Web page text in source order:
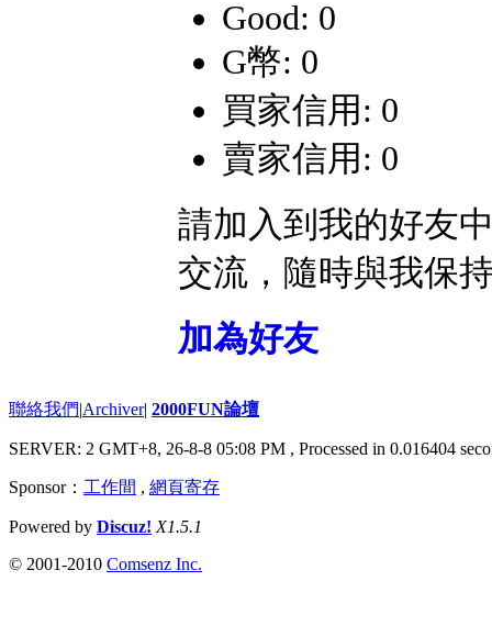
Good: 0
G幣: 0
買家信用: 0
賣家信用: 0
請加入到我的好友
交流，隨時與我保
加為好友
聯絡我們|Archiver| 2000FUN論壇
SERVER: 2 GMT+8, 26-8-8 05:08 PM , Processed in 0.016404
Sponsor： 工作間 , 網頁寄存
Powered by Discuz! X1.5.1
© 2001-2010 Comsenz Inc.